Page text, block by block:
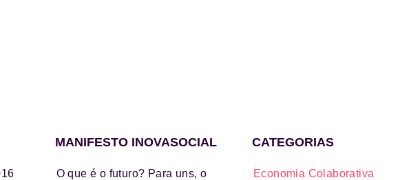
MANIFESTO INOVASOCIAL
O que é o futuro? Para uns, o
CATEGORIAS
Economia Colaborativa